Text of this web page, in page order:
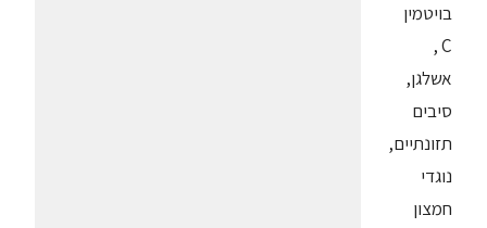
בויטמין
C ,
אשלגן,
סיבים
תזונתיים,
נוגדי
חמצון